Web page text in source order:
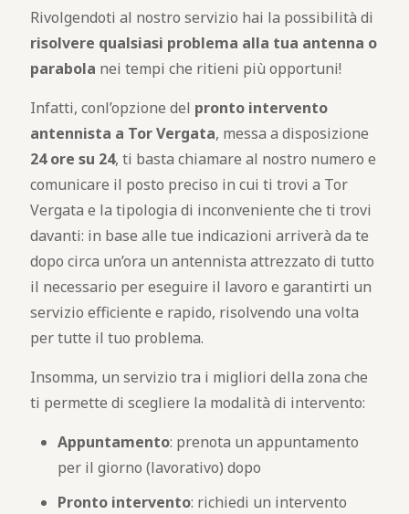
Rivolgendoti al nostro servizio hai la possibilità di
risolvere qualsiasi problema alla tua antenna o
parabola nei tempi che ritieni più opportuni!
Infatti, conl’opzione del pronto intervento
antennista a Tor Vergata, messa a disposizione
24 ore su 24, ti basta chiamare al nostro numero e
comunicare il posto preciso in cui ti trovi a Tor
Vergata e la tipologia di inconveniente che ti trovi
davanti: in base alle tue indicazioni arriverà da te
dopo circa un’ora un antennista attrezzato di tutto
il necessario per eseguire il lavoro e garantirti un
servizio efficiente e rapido, risolvendo una volta
per tutte il tuo problema.
Insomma, un servizio tra i migliori della zona che
ti permette di scegliere la modalità di intervento:
Appuntamento: prenota un appuntamento
per il giorno (lavorativo) dopo
Pronto intervento: richiedi un intervento